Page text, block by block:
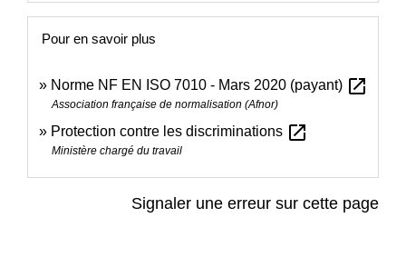
Pour en savoir plus
Norme NF EN ISO 7010 - Mars 2020 (payant) open_in_new
Association française de normalisation (Afnor)
Protection contre les discriminations open_in_new
Ministère chargé du travail
Signaler une erreur sur cette page